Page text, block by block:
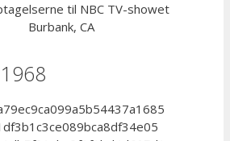
til NBC TV-showet
Burbank, CA